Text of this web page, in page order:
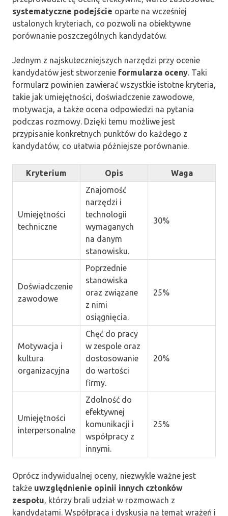
systematyczne podejście oparte na wcześniej
ustalonych kryteriach, co pozwoli na obiektywne
porównanie poszczególnych kandydatów.
Jednym z najskuteczniejszych narzędzi przy ocenie
kandydatów jest stworzenie formularza oceny. Taki
formularz powinien zawierać wszystkie istotne kryteria,
takie jak umiejętności, doświadczenie zawodowe,
motywacja, a także ocena odpowiedzi na pytania
podczas rozmowy. Dzięki temu możliwe jest
przypisanie konkretnych punktów do każdego z
kandydatów, co ułatwia późniejsze porównanie.
Kryterium Opis Waga
Umiejętności
techniczne
Znajomość
narzędzi i
technologii
wymaganych
na danym
stanowisku.
30%
Doświadczenie
zawodowe
Poprzednie
stanowiska
oraz związane
z nimi
osiągnięcia.
25%
Motywacja i
kultura
organizacyjna
Chęć do pracy
w zespole oraz
dostosowanie
do wartości
firmy.
20%
Umiejętności
interpersonalne
Zdolność do
efektywnej
komunikacji i
współpracy z
innymi.
25%
Oprócz indywidualnej oceny, niezwykle ważne jest
także uwzględnienie opinii innych członków
zespołu, którzy brali udział w rozmowach z
kandydatami. Współpraca i dyskusja na temat wrażeń i